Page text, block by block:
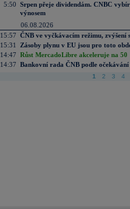
5:50 Srpen přeje dividendám. CNBC
výnosem
06.08.2026
15:57 ČNB ve vyčkávacím režimu, zvýšení
15:31
Zásoby plynu v EU jsou pro toto
14:47 Růst MercadoLibre akceleruje na
14:37 Bankovní rada ČNB podle
1 2 3 4